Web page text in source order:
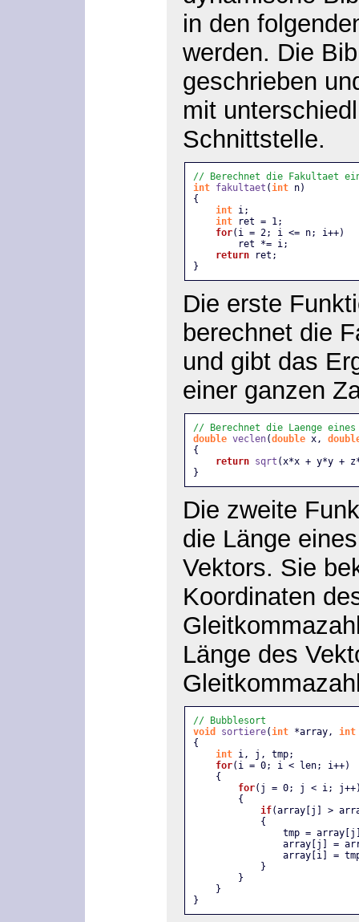
in den
werden. Die
geschrieben
mit
Schnittstelle.
// Berechnet die Fakultaet
int fakultaet (int n)
{
int i;
int ret = 1;
for(i = 2; i <= n; i++)
        ret *= i;
return ret;
}
Die erste
berechnet die
und gibt das
einer ganzen
// Berechnet die Laenge eines
double veclen(double x,
{
return sqrt (x*x + y*y +
}
Die zweite
die Länge
Vektors. Sie
Koordinaten
Länge des
// Bubblesort
void
sortiere(int *array, int
{
int i, j, tmp;
for(i = 0; i < len; i++)
    {
for(j = 0; j < i;
        {
if(array[j] >
            {
tmp =
array[j] =
array[i] =
            }
        }
    }
}